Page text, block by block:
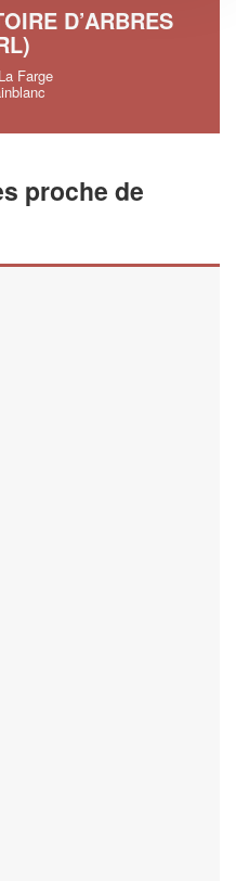
D’ARBRES
Farge
proche de